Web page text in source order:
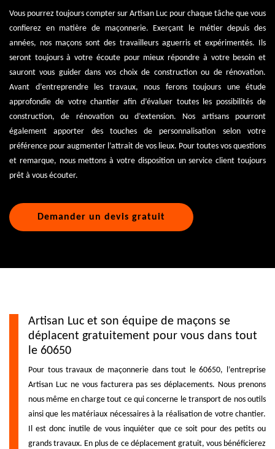
Vous pourrez toujours compter sur Artisan Luc pour chaque tâche que vous
confierez en matière de maçonnerie. Exerçant le métier depuis des
années, nos maçons sont des travailleurs aguerris et expérimentés. Ils
seront toujours à votre écoute pour mieux répondre à votre besoin et
sauront vous guider dans vos choix de construction ou de rénovation.
Avant d’entreprendre les travaux, nous ferons toujours une étude
approfondie de votre chantier afin d’évaluer toutes les possibilités de
construction, de rénovation ou d’extension. Nos artisans pourront
également apporter des touches de personnalisation selon votre
préférence pour augmenter l’attrait de vos lieux. Pour toutes vos questions
et remarque, nous mettons à votre disposition un service client toujours
prêt à vous écouter.
Demander un devis gratuit
Artisan Luc et son équipe de maçons se
déplacent gratuitement pour vous dans tout
le 60650
Pour tous travaux de maçonnerie dans tout le 60650, l’entreprise
Artisan Luc ne vous facturera pas ses déplacements. Nous prenons
nous même en charge tout ce qui concerne le transport de nos outils
ainsi que les matériaux nécessaires à la réalisation de votre chantier.
Il est donc inutile de vous inquiéter que ce soit pour des petits ou
grands travaux. En plus de ce déplacement gratuit, vous bénéficierez